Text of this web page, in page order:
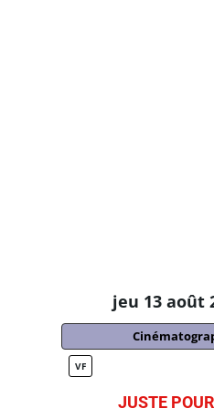
jeu 13 août
VF
JUSTE